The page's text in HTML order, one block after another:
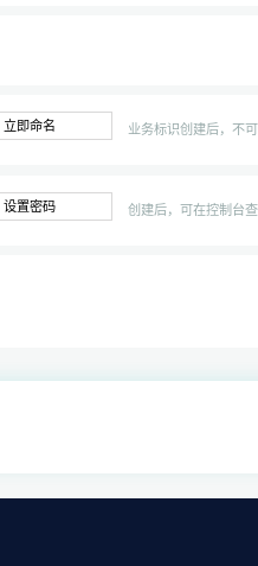
立即命名 业务标识创建后，不
设置密码 创建后，可在控制台